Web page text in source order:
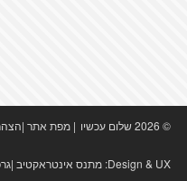
© 2026 שלום עכשיו | מפת אתר|
Design & UX: מתנס אינטראקטיב